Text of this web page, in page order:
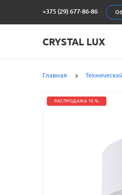
+375 (29) 677-86-86
CRYSTAL LUX
Главная
РАСПРОДАЖА 10 %